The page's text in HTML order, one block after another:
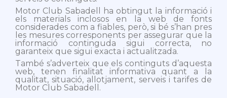
Motor Club Sabadell ha obtingut la informació i
els materials inclosos en la web de fonts
considerades com a fiables, però, si bé s’han pres
les mesures corresponents per assegurar que la
informació continguda sigui correcta, no
garanteix que sigui exacta i actualitzada.
També s’adverteix que els continguts d’aquesta
web, tenen finalitat informativa quant a la
qualitat, situació, allotjament, serveis i tarifes de
Motor Club Sabadell.